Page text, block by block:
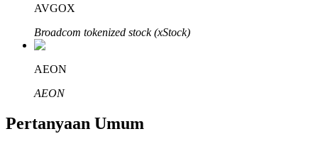
Afiliasi Bitrue
Hingga 65% Komisi!
AVGOX
Broadcom tokenized stock (xStock)
AEON
AEON
Pertanyaan Umum